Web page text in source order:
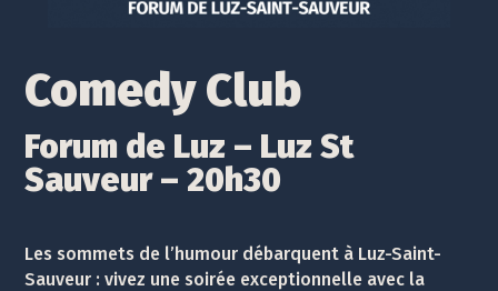
Comedy Club
Forum de Luz – Luz St
Sauveur – 20h30
Les sommets de l’humour débarquent à Luz-Saint-
Sauveur : vivez une soirée exceptionnelle avec la